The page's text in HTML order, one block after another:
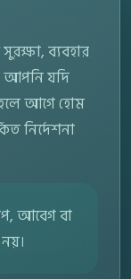
ব্যবহার
আপনি যদি
আগে হোম
নির্দেশনা
আবেগ বা